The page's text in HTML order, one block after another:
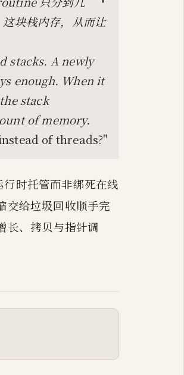
块栈内存，从而让
stacks. A newly
enough. When it
stack
of memory.
of threads?"
时托管而非绑死在线
交给垃圾回收顺手完
长、拷贝与指针调